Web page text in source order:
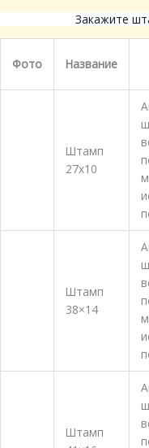
к
содержимому
Закажите
Фото Название
Штамп
27х10
Штамп
38×14
Штамп